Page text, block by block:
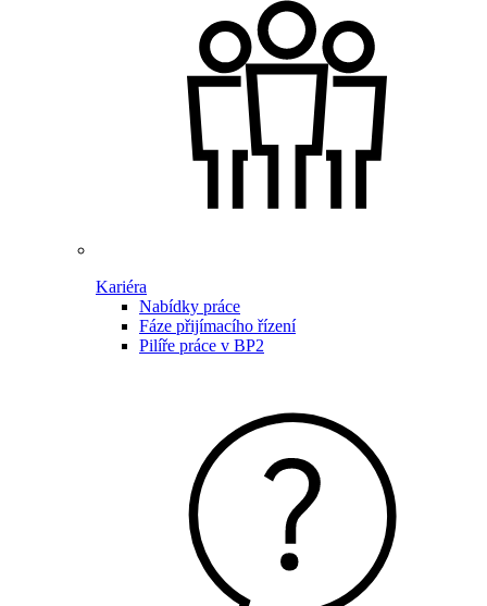
Kariéra
Nabídky práce
Fáze přijímacího řízení
Pilíře práce v BP2